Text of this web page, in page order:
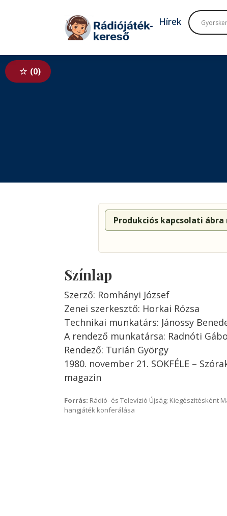
Tovább a tartalomhoz
Hírek
0
Produkciós kapcsolati
Színlap
Szerző: Romhányi József
Zenei szerkesztő: Horkai Rózsa
Technikai munkatárs: Jánossy
A rendező munkatársa: Radnóti
Rendező: Turián György
1980. november 21. SOKFÉLE –
magazin
Forrás: Rádió- és Televízió Újság; Kiegészítésként
hangjáték konferálása